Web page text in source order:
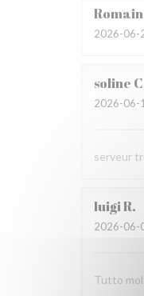
Romain
2026-06-
soline C
2026-06-
serveur
luigiR
2026-06-
Tutto